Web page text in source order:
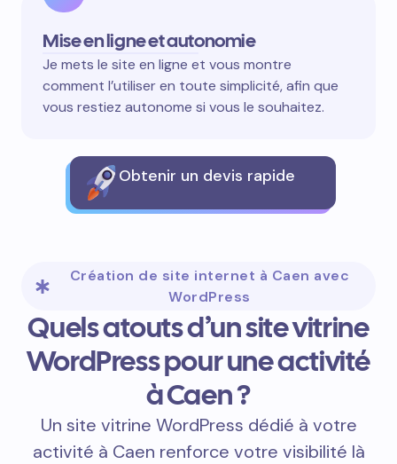
Mise en ligne et autonomie
Je mets le site en ligne et vous montre
comment l’utiliser en toute simplicité, afin que
vous restiez autonome si vous le souhaitez.
Obtenir un devis rapide
Création de site internet à Caen avec
WordPress
Quels atouts d’un site vitrine
WordPress pour une activité
à Caen ?
Un site vitrine WordPress dédié à votre
activité à Caen renforce votre visibilité là